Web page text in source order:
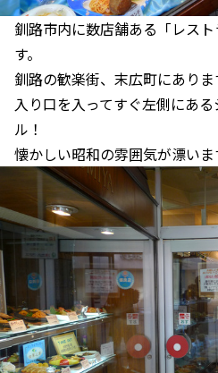
釧路市内に数店舗ある「レス
す。
釧路の歓楽街、末広町にありま
入り口を入ってすぐ左側にあ
ル！
懐かしい昭和の雰囲気が漂いま